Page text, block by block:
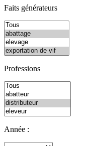
Faits générateurs
Professions
Année :